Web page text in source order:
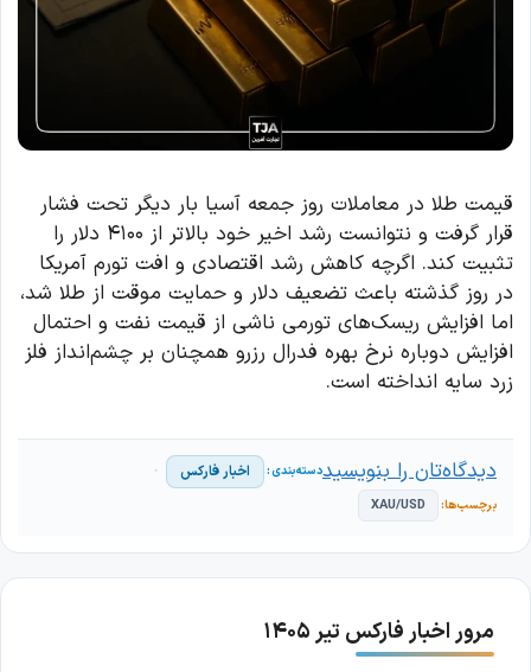
قیمت طلا در معاملات روز جمعه آسیا بار دیگر تحت فشار
قرار گرفت و نتوانست رشد اخیر خود بالاتر از ۴۱۰۰ دلار را
تثبیت کند. اگرچه کاهش رشد اقتصادی و افت تورم آمریکا
در روز گذشته باعث تضعیف دلار و حمایت موقت از طلا شد،
اما افزایش ریسک‌های تورمی ناشی از قیمت نفت و احتمال
افزایش دوباره نرخ بهره فدرال رزرو همچنان بر چشم‌انداز فلز
زرد سایه انداخته است.
اخبار فارکس
XAU/USD
دیدگاه‌تان را بنویسید
مرور اخبار فارکس تیر ۱۴۰۵